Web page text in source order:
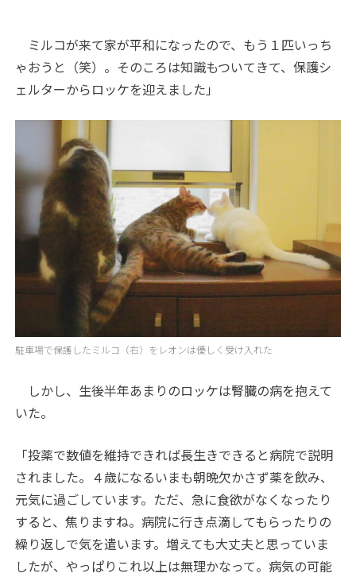
ミルコが来て家が平和になったので、もう１匹いっち
ゃおうと（笑）。そのころは知識もついてきて、保護シ
ェルターからロッケを迎えました」
駐車場で保護したミルコ（右）をレオンは優しく受け入れた
しかし、生後半年あまりのロッケは腎臓の病を抱えて
いた。
「投薬で数値を維持できれば長生きできると病院で説明
されました。４歳になるいまも朝晩欠かさず薬を飲み、
元気に過ごしています。ただ、急に食欲がなくなったり
すると、焦りますね。病院に行き点滴してもらったりの
繰り返しで気を遣います。増えても大丈夫と思っていま
したが、やっぱりこれ以上は無理かなって。病気の可能